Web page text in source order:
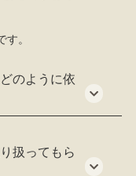
。
のように依
扱ってもら